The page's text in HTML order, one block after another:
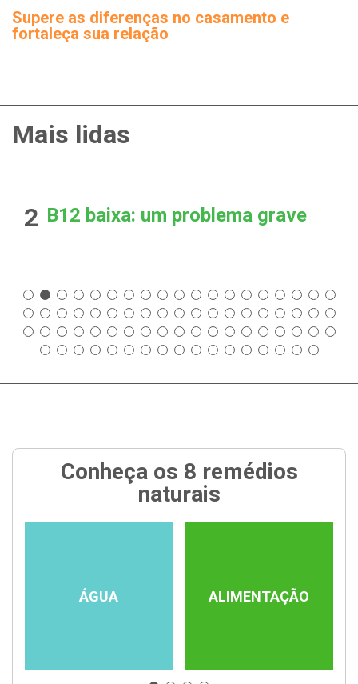
Supere as diferenças no casamento e
fortaleça sua relação
Mais lidas
2 B12 baixa: um problema grave
Conheça os 8 remédios
naturais
ÁGUA ALIMENTAÇÃO